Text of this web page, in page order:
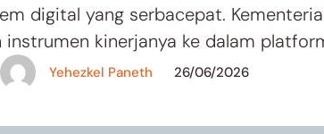
digital yang serbacepat.
instrumen kinerjanya ke dalam
fasih mengoperasikan sistem
(Dapodik) dari layar ponsel …
Yehezkel Paneth 26/06/2026